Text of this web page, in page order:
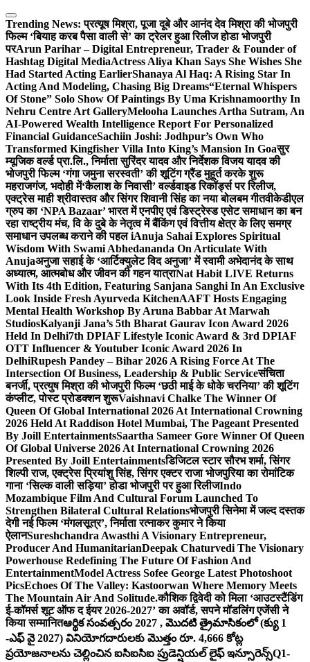
Skip
to
content
Trending News: प्रत्यूष मिश्रा, पूजा दूबे और आनंद देव मिश्रा की भोजपुरी
फिल्म ‘बियाह करब पैसा वाली से’ का ट्रेलर हुआ रिलीज होडा भोजपुरी
परArun Parihar – Digital Entrepreneur, Trader & Founder of
Hashtag Digital MediaActress Aliya Khan Says She Wishes She
Had Started Acting EarlierShanaya Al Haq: A Rising Star In
Acting And Modeling, Chasing Big Dreams“Eternal Whispers
Of Stone” Solo Show Of Paintings By Uma Krishnamoorthy In
Nehru Centre Art GalleryMelooha Launches Artha Sutram, An
AI-Powered Wealth Intelligence Report For Personalized
Financial GuidanceSachiin Joshi: Jodhpur’s Own Who
Transformed Kingfisher Villa Into King’s Mansion In Goaसुर
म्यूजिक वर्ल्ड प्रा.लि., निर्माता सुरिंदर यादव और निर्देशक विजय यादव की
भोजपुरी फिल्म ‘गंगा जमुना सरस्वती’ की शूटिंग ग्रैंड मुहूर्त करके शुरू
महराजगंज, भदोही में‘कैलाश के निवासी’ वर्ल्डवाइड रिकॉर्ड्स पर रिलीज,
एक्ट्रेस माही श्रीवास्तव और सिंगर शिवानी सिंह का नया बोलबम गीतवीकेडीएल
ग्रुप का ‘NPA Bazaar’ भारत में एनपीए एवं डिस्ट्रेस्ड एसेट समाधान का बन
रहा राष्ट्रीय मंच, वि के दुबे के नेतृत्व में बैंकिंग एवं वित्तीय क्षेत्र के लिए समग्र
समाधान उपलब्ध कराने की पहल iAnuja Sahai Explores Spiritual
Wisdom With Swami Abhedananda On Articulate With
Anujaअनुजा सहाई के ‘आर्टिक्युलेट विद अनुजा’ में स्वामी अभेदानंद के साथ
अध्यात्म, आत्मबोध और जीवन की गहन यात्राNat Habit LIVE Returns
With Its 4th Edition, Featuring Sanjana Sanghi In An Exclusive
Look Inside Fresh Ayurveda KitchenAAFT Hosts Engaging
Mental Health Workshop By Aruna Babbar At Marwah
StudiosKalyanji Jana’s 5th Bharat Gaurav Icon Award 2026
Held In Delhi7th DPIAF Lifestyle Iconic Award & 3rd DPIAF
OTT Influencer & Youtuber Iconic Award 2026 In
DelhiRupesh Pandey – Bihar 2026 A Rising Force At The
Intersection Of Business, Leadership & Public Serviceसंचिता
बनर्जी, प्रत्युष मिश्रा की भोजपुरी फिल्म ‘छठी माई के धोके चरनिया’ की शूटिंग
कंप्लीट, पोस्ट प्रोडक्शन शुरूVaishnavi Chalke The Winner Of
Queen Of Global International 2026 At International Crowning
2026 Held At Raddison Hotel Mumbai, The Pageant Presented
By Joill EntertainmentsSaartha Sameer Gore Winner Of Queen
Of Global Universe 2026 At International Crowning 2026
Presented By Joill Entertainmentsडिजिटल स्टार सौरभ शर्मा, सिंगर
शिल्पी राज, एक्ट्रेस प्रियांशु सिंह, सिंगर एक्टर राजा भोजपुरिया का रोमांटिक
गाना ‘सिल्क वाली सड़िया’ होडा भोजपुरी पर हुआ रिलीजIndo
Mozambique Film And Cultural Forum Launched To
Strengthen Bilateral Cultural Relationsभोजपुरी सिनेमा में जल्द दस्तक
देगी नई फिल्म ‘मंगलसूत्र’, निर्माता रत्नाकर कुमार ने किया
ऐलानSureshchandra Awasthi A Visionary Entrepreneur,
Producer And HumanitarianDeepak Chaturvedi The Visionary
Powerhouse Redefining The Future Of Fashion And
EntertainmentModel Actress Sofee George Latest Photoshoot
PicsEchoes Of The Valley: Kastoorwan Where Memory Meets
The Mountain Air And Solitude.कौशिक द्विवेदी को मिला ‘आउटस्टैंडिंग
ई-कॉमर्स शूट ऑफ द ईयर 2026-2027’ का अवॉर्ड, सपने मॉडलिंग एजेंसी ने
किया सम्मानितఆర్థిక సంవత్సరం 2027 , మొదటి త్రైమాసికంలో (క్యు 1
-ఎఫ్ వై 2027) వినియోగదారులకు మొత్తం రూ. 4,666 కోట్ల
ప్రయోజనాలను చెల్లించిన ఐసిఐసిఐ ప్రుడెన్షియల్ లైఫ్ ఇన్సూరెన్స్Q1-